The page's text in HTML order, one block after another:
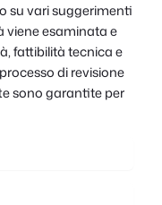
su vari suggerimenti
viene esaminata e
fattibilità tecnica e
di revisione
sono garantite per